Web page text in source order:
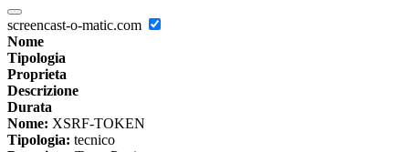
screencast-o-matic.com
Nome
Tipologia
Proprieta
Descrizione
Durata
Nome: XSRF-TOKEN
Tipologia: tecnico